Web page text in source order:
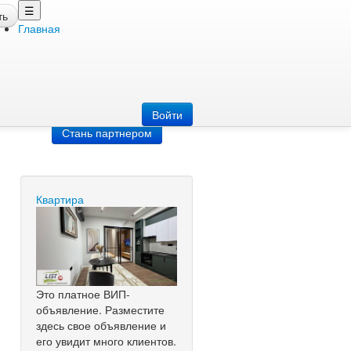
☰
Главная
Войти
Стань партнером
Квартира
Это платное ВИП-
объявление. Разместите
здесь свое объявление и
его увидит много клиентов.